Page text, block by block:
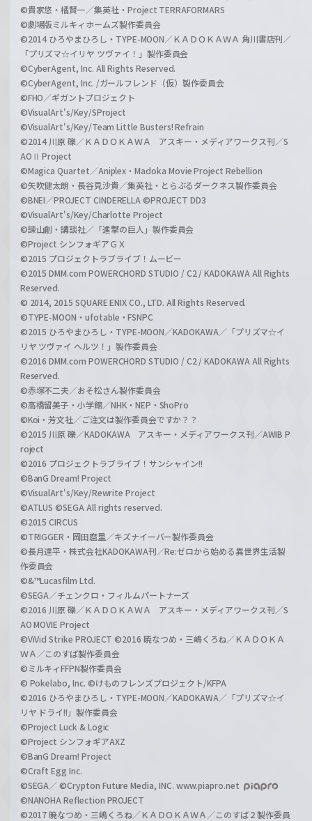
©貴家悠・橘賢一／集英社・Project TERRAFORMARS
©劇場版ミルキィホームズ製作委員会
©2014 ひろやまひろし・TYPE-MOON／ＫＡＤＯＫＡＷＡ 角川書店刊／
「プリズマ☆イリヤ ツヴァイ！」製作委員会
©CyberAgent, Inc. All Rights Reserved.
©CyberAgent, Inc. /ガールフレンド（仮）製作委員会
©FHO／ギガントプロジェクト
©VisualArt's/Key/SProject
©VisualArt's/Key/Team Little Busters! Refrain
©2014 川原 礫／ＫＡＤＯＫＡＷＡ アスキー・メディアワークス刊／S
AOⅡ Project
©Magica Quartet／Aniplex・Madoka Movie Project Rebellion
©矢吹健太朗・長谷見沙貴／集英社・とらぶるダークネス製作委員会
©BNEI／PROJECT CINDERELLA ©PROJECT DD3
©VisualArt's/Key/Charlotte Project
©諫山創・講談社／「進撃の巨人」製作委員会
©Project シンフォギアＧＸ
©2015 プロジェクトラブライブ！ムービー
©2015 DMM.com POWERCHORD STUDIO / C2 / KADOKAWA All Rights
Reserved.
© 2014, 2015 SQUARE ENIX CO., LTD. All Rights Reserved.
©TYPE-MOON・ufotable・FSNPC
©2015 ひろやまひろし・TYPE-MOON／KADOKAWA／「プリズマ☆イ
リヤ ツヴァイ ヘルツ！」製作委員会
©2016 DMM.com POWERCHORD STUDIO / C2 / KADOKAWA All Rights
Reserved.
©赤塚不二夫／おそ松さん製作委員会
©高橋留美子・小学館／NHK・NEP・ShoPro
©Koi・芳文社／ご注文は製作委員会ですか？？
©2015 川原 礫／KADOKAWA アスキー・メディアワークス刊／AWIB P
roject
©2016 プロジェクトラブライブ！サンシャイン!!
©BanG Dream! Project
©VisualArt's/Key/Rewrite Project
©ATLUS ©SEGA All rights reserved.
©2015 CIRCUS
©TRIGGER・岡田麿里／キズナイーバー製作委員会
©長月達平・株式会社KADOKAWA刊／Re:ゼロから始める異世界生活製
作委員会
©&™Lucasfilm Ltd.
©SEGA／チェンクロ・フィルムパートナーズ
©2016 川原 礫／ＫＡＤＯＫＡＷＡ アスキー・メディアワークス刊／S
AO MOVIE Project
©ViVid Strike PROJECT ©2016 暁なつめ・三嶋くろね／ＫＡＤＯＫＡ
ＷＡ／このすば製作委員会
©ミルキィFFPN製作委員会
© Pokelabo, Inc. ©けものフレンズプロジェクト/KFPA
©2016 ひろやまひろし・TYPE-MOON／KADOKAWA／「プリズマ☆イ
リヤ ドライ!!」製作委員会
©Project Luck & Logic
©Project シンフォギアAXZ
©BanG Dream! Project
©Craft Egg Inc.
©SEGA／ ©Crypton Future Media, INC. www.piapro.net
©NANOHA Reflection PROJECT
©2017 暁なつめ・三嶋くろね／ＫＡＤＯＫＡＷＡ／このすば２製作委員